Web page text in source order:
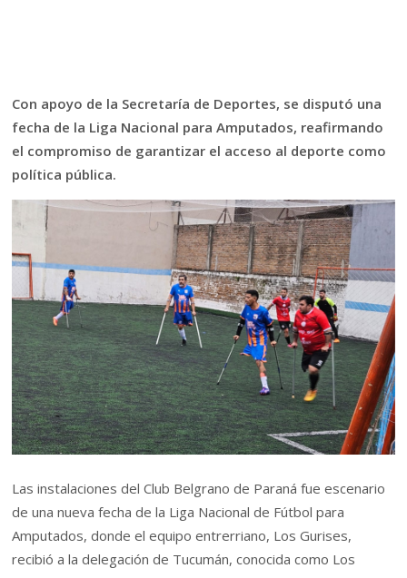
Con apoyo de la Secretaría de Deportes, se disputó una
fecha de la Liga Nacional para Amputados, reafirmando
el compromiso de garantizar el acceso al deporte como
política pública.
Las instalaciones del Club Belgrano de Paraná fue escenario
de una nueva fecha de la Liga Nacional de Fútbol para
Amputados, donde el equipo entrerriano, Los Gurises,
recibió a la delegación de Tucumán, conocida como Los